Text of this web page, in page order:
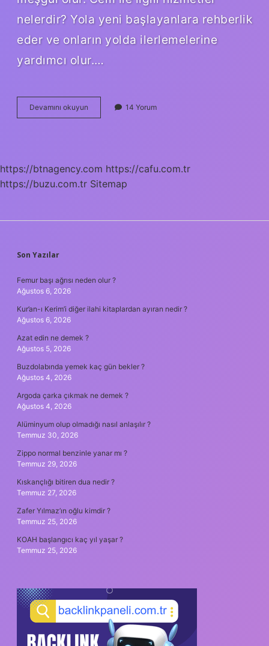
nelerdir? Yola yeni başlayanlara rehberlik
eder ve onların yolda ilerlemelerine
yardımcı olur.…
Devamını okuyun
Evinde
14 Yorum
https://btnagency.com https://cafu.com.tr
https://buzu.com.tr Sitemap
SIDEBAR
Son Yazılar
Femur başı ağrısı neden olur ?
Ağustos 6, 2026
Kur’an-ı Kerim’i diğer ilahi kitaplardan ayıran nedir ?
Ağustos 6, 2026
Azat edin ne demek ?
Ağustos 5, 2026
Buzdolabında yemek kaç gün bekler ?
Ağustos 4, 2026
Argoda çarka çıkmak ne demek ?
Ağustos 4, 2026
Alüminyum olup olmadığı nasıl anlaşılır ?
Temmuz 30, 2026
Zippo normal benzinle yanar mı ?
Temmuz 29, 2026
Kıskançlığı bitiren dua nedir ?
Temmuz 27, 2026
Zafer Yılmaz’ın oğlu kimdir ?
Temmuz 25, 2026
KOAH başlangıcı kaç yıl yaşar ?
Temmuz 25, 2026